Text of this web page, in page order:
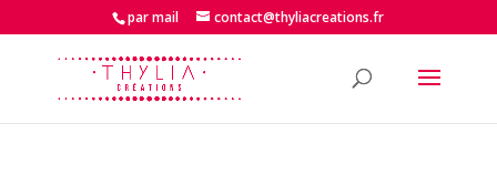
par mail contact@thyliacreations.fr